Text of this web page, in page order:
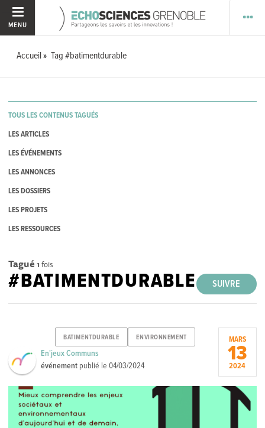
MENU
Accueil Tag #batimentdurable
TOUS LES CONTENUS TAGUÉS
LES ARTICLES
LES ÉVÉNEMENTS
LES ANNONCES
LES DOSSIERS
LES PROJETS
LES RESSOURCES
Tagué 1 fois
SUIVRE
#BATIMENTDURABLE
BATIMENTDURABLE ENVIRONNEMENT
En'jeux Communs
événement publié le04/03/2024
MARS
13
2024